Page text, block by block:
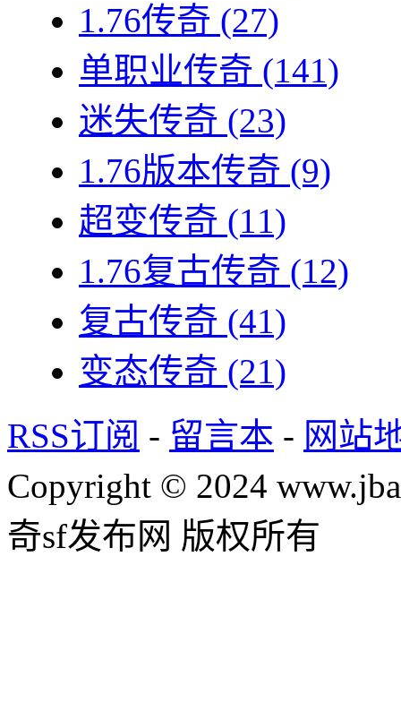
1.76传奇 (27)
单职业传奇 (141)
迷失传奇 (23)
1.76版本传奇 (9)
超变传奇 (11)
1.76复古传奇 (12)
复古传奇 (41)
变态传奇 (21)
RSS订阅 - 留言本 - 网站
Copyright © 2024
奇sf发布网 版权所有